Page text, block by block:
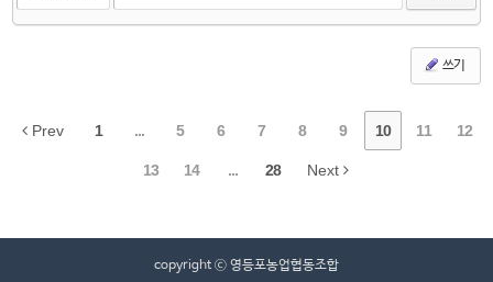
쓰기
Prev 1 ... 5 6 7 8 9 10 11 12
13 14 ... 28 Next
copyright ⓒ 영등포농업협동조합